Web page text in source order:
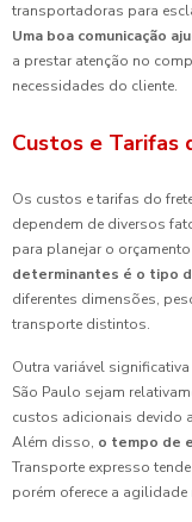
transportadoras para
Uma boa comunicação
a prestar atenção no
necessidades do cliente.
Custos e Tarifas
Os custos e tarifas do
dependem de diversos
para planejar o
determinantes é o tipo
diferentes dimensões,
transporte distintos.
Outra variável
São Paulo sejam
custos adicionais devido
Além disso, o tempo de
Transporte expresso
porém oferece a